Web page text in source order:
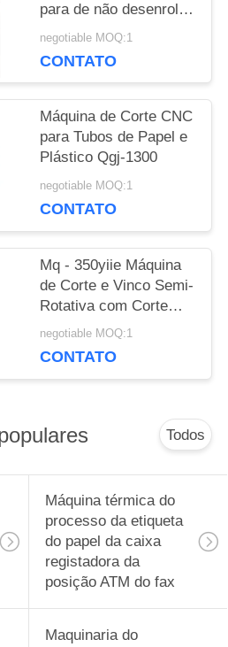
para de não desenrolar
e rebobinar a estação
carimbo fria do filme da
negotiable MOQ:1
CONTATO
Máquina de Corte CNC
para Tubos de Papel e
Plástico Qgj-1300
negotiable MOQ:1
CONTATO
Mq - 350yiie Máquina
de Corte e Vinco Semi-
Rotativa com Corte
Longitudinal
negotiable MOQ:1
CONTATO
Todos
Máquina térmica do
processo da etiqueta
do papel da caixa
registadora da
posição ATM do fax
Maquinaria do